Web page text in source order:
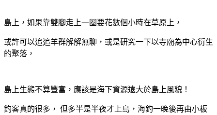
島上，如果靠雙腳走上一圈要花數個小時在草原上，
或許可以追追羊群解解無聊，或是研究一下以寺廟為中心衍生
的聚落，
島上生態不算豐富，應該是海下資源遠大於島上風貌！
釣客真的很多， 但多半是半夜才上島，海釣一晚後再由小板